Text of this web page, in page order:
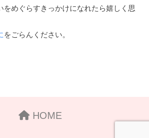
をめぐらすきっかけになれたら嬉しく思
をごらんください。
HOME